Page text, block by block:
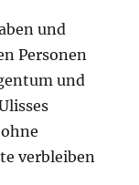
und
Personen
und
verbleiben